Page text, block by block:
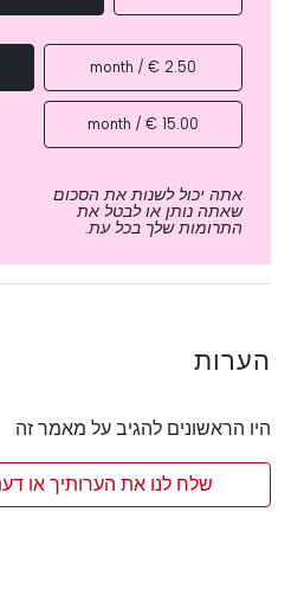
2.50 € / month
15.00 € / month
אתה יכול לשנות את הסכום
שאתה נותן או לבטל את
התרומות שלך בכל עת.
הערות
היו הראשונים להגיב על מאמר זה
שלח לנו את הערותיך או